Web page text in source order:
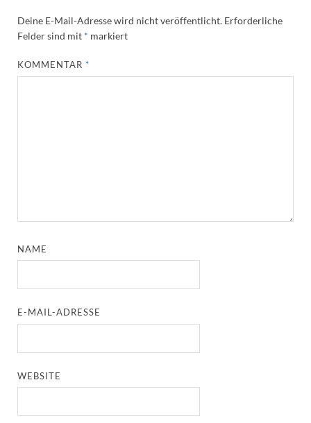
Deine E-Mail-Adresse wird nicht veröffentlicht. Erforderliche
Felder sind mit * markiert
KOMMENTAR*
NAME
E-MAIL-ADRESSE
WEBSITE